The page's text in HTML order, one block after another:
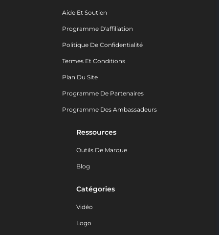
Aide Et Soutien
Programme D'affiliation
Politique De Confidentialité
Termes Et Conditions
Plan Du Site
Programme De Partenaires
Programme Des Ambassadeurs
Ressources
Outils De Marque
Blog
Catégories
Vidéo
Logo